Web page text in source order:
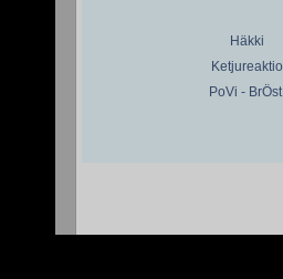
Häkki
Ketjureaktio
PoVi - BrÖst